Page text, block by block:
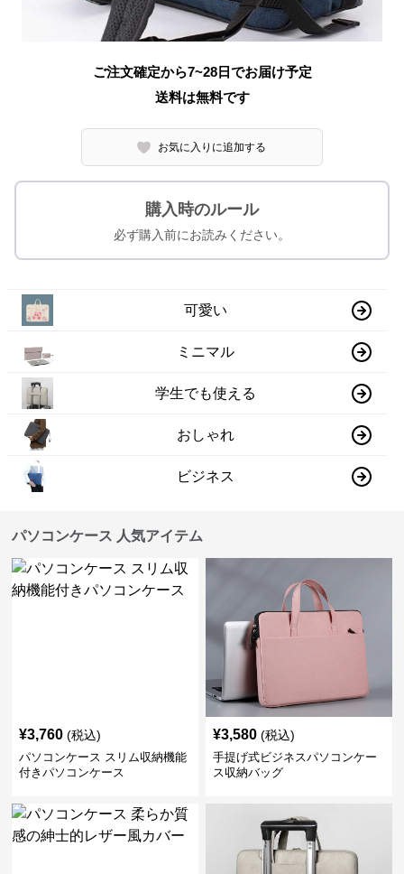
ご注文確定から7~28日でお届け予定
送料は無料です
お気に入りに追加する
購入時のルール
必ず購入前にお読みください。
可愛い
ミニマル
学生でも使える
おしゃれ
ビジネス
パソコンケース 人気アイテム
¥3,760 (税込)
パソコンケース スリム収納機能
付きパソコンケース
¥3,580 (税込)
手提げ式ビジネスパソコンケー
ス収納バッグ